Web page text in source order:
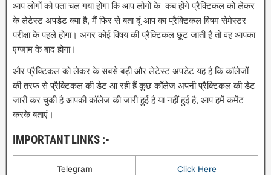
आप लोगों को पता चल गया होगा कि आप लोगों के कब होंगे प्रैक्टिकल को लेकर
के लेटेस्ट अपडेट क्या है, मैं फिर से बता दूं आप का प्रैक्टिकल विषम सेमेस्टर
परीक्षा के पहले होगा। अगर कोई विषय की प्रैक्टिकल छूट जाती है तो वह आपका
एग्जाम के बाद होगा।
और प्रैक्टिकल को लेकर के सबसे बड़ी और लेटेस्ट अपडेट यह है कि कॉलेजों
की तरफ से प्रैक्टिकल की डेट आ रही हैं कुछ कॉलेज अपनी प्रैक्टिकल की डेट
जारी कर चुकी है आपकी कॉलेज की जारी हुई है या नहीं हुई है, आप हमें कमेंट
करके बताएं।
IMPORTANT LINKS :-
Telegram Click Here